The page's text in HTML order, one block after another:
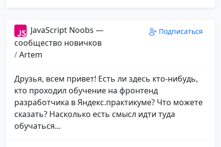
JavaScript Noobs —
сообщество новичков
/Artem
Подписаться
Друзья, всем привет! Есть ли здесь кто-нибудь,
кто проходил обучение на фронтенд
разработчика в Яндекс.практикуме? Что можете
сказать? Насколько есть смысл идти туда
обучаться...